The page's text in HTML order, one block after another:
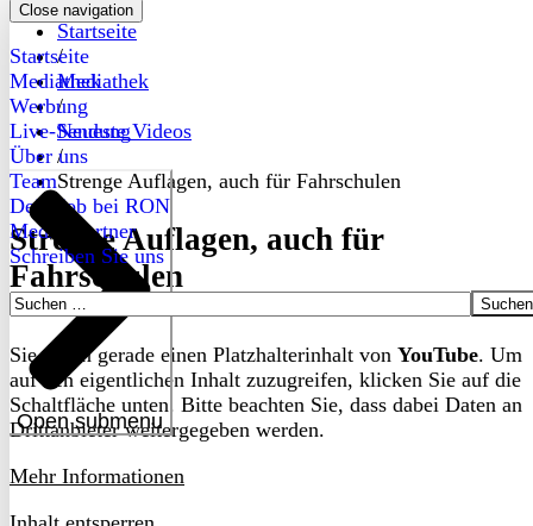
Close navigation
Startseite
Mediathek
Werbung
Live-Sendung
Über uns
Open submenu
Team
Dein Job bei RON
Medienpartner
Schreiben Sie uns
Suchen
Startseite
/
Mediathek
/
Neueste Videos
/
Strenge Auflagen, auch für Fahrschulen
Strenge Auflagen, auch für
Fahrschulen
Sie sehen gerade einen Platzhalterinhalt von YouTube. Um
auf den eigentlichen Inhalt zuzugreifen, klicken Sie auf die
Schaltfläche unten. Bitte beachten Sie, dass dabei Daten an
Drittanbieter weitergegeben werden.
Mehr Informationen